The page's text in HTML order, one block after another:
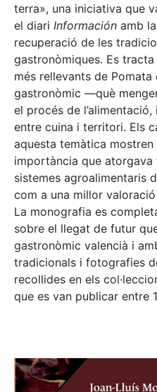
terra», una iniciativa que
el diari Información amb
recuperació de les
gastronòmiques. Es
més rellevants de
gastronòmic —què
el procés de
entre cuina i territori. Els
aquesta temàtica mostren
importància que
sistemes agroalimentaris
com a una millor
La monografia es
sobre el llegat de futur
gastronòmic valencià i
tradicionals i fotografies
recollides en els
que es van publicar entre